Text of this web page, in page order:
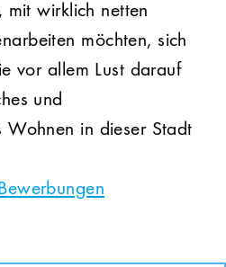
mit wirklich netten
möchten, sich
vor allem Lust darauf
und
Wohnen in dieser Stadt